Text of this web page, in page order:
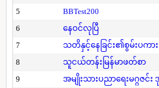
5
BBTest200
6
နေဝင်လုပြီ
7
သတိနှင့်နေခြင်း၏စွမ်းပကား
8
သူငယ်တန်းမြန်မာဖတ်စာ
9
အမျိုးသားပညာရေးမဂ္ဂဇင်